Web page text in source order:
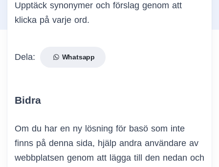
Upptäck synonymer och förslag genom att
klicka på varje ord.
Dela: Whatsapp
Bidra
Om du har en ny lösning för basö som inte
finns på denna sida, hjälp andra användare av
webbplatsen genom att lägga till den nedan och